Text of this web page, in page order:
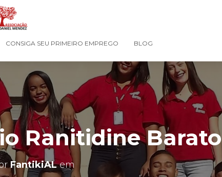
CONSIGA SEU PRIMEIRO EMPREGO BLOG
Ranitidine Barato
FantikiALem